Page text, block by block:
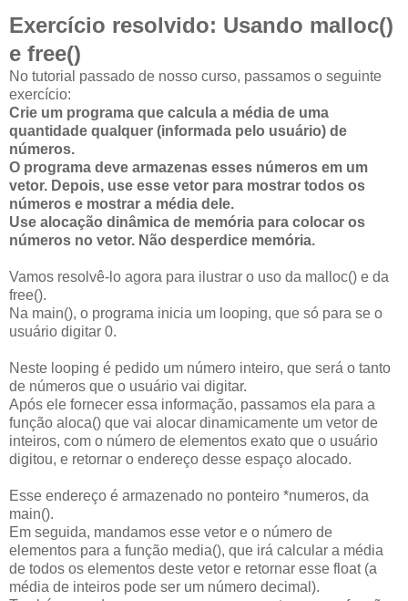
Exercício resolvido: Usando malloc()
e free()
No tutorial passado de nosso curso, passamos o seguinte
exercício:
Crie um programa que calcula a média de uma
quantidade qualquer (informada pelo usuário) de
números.
O programa deve armazenas esses números em um
vetor. Depois, use esse vetor para mostrar todos os
números e mostrar a média dele.
Use alocação dinâmica de memória para colocar os
números no vetor. Não desperdice memória.
Vamos resolvê-lo agora para ilustrar o uso da malloc() e da
free().
Na main(), o programa inicia um looping, que só para se o
usuário digitar 0.
Neste looping é pedido um número inteiro, que será o tanto
de números que o usuário vai digitar.
Após ele fornecer essa informação, passamos ela para a
função aloca() que vai alocar dinamicamente um vetor de
inteiros, com o número de elementos exato que o usuário
digitou, e retornar o endereço desse espaço alocado.
Esse endereço é armazenado no ponteiro *numeros, da
main().
Em seguida, mandamos esse vetor e o número de
elementos para a função media(), que irá calcular a média
de todos os elementos deste vetor e retornar esse float (a
média de inteiros pode ser um número decimal).